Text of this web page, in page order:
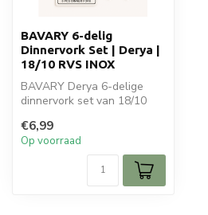
BAVARY 6-delig
Dinnervork Set | Derya |
18/10 RVS INOX
BAVARY Derya 6-delige
dinnervork set van 18/10
duurzaam bes...
€6,99
Op voorraad